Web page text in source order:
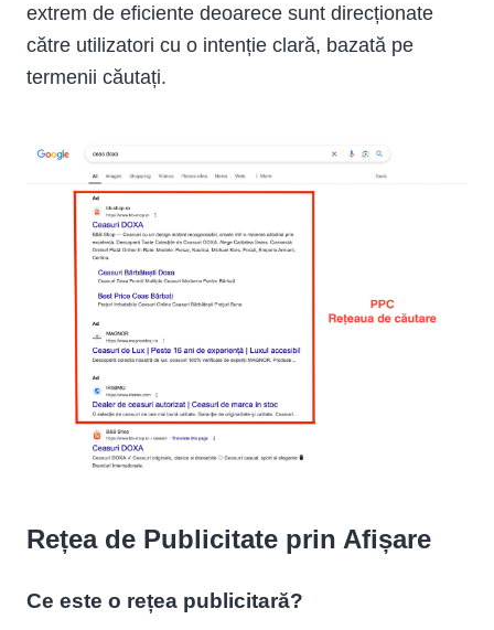
extrem de eficiente deoarece sunt direcționate
către utilizatori cu o intenție clară, bazată pe
termenii căutați.
Rețea de Publicitate prin Afișare
Ce este o rețea publicitară?